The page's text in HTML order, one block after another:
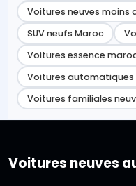
Voitures neuves moins
SUV neufs Maroc
Voitures essence
Voitures automatiques
Voitures familiales
Voitures neuves